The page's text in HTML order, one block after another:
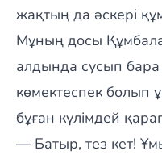
жақтың да әскері
Мұның досы
алдында сусып
көмектеспек болып
бұған күлімдей
— Батыр, тез кет!